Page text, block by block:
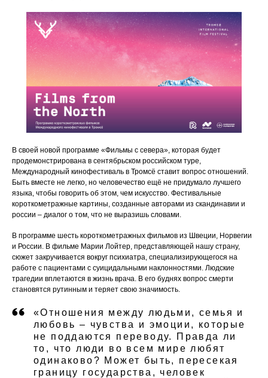
В своей новой программе «Фильмы с севера», которая будет
продемонстрирована в сентябрьском российском туре,
Международный кинофестиваль в Тромсё ставит вопрос отношений.
Быть вместе не легко, но человечество ещё не придумало лучшего
языка, чтобы говорить об этом, чем искусство. Фестивальные
короткометражные картины, созданные авторами из скандинавии и
россии – диалог о том, что не выразишь словами.
В программе шесть короткометражных фильмов из Швеции, Норвегии
и России. В фильме Марии Лойтер, представляющей нашу страну,
сюжет закручивается вокруг психиатра, специализирующегося на
работе с пациентами с суицидальными наклонностями. Людские
трагедии вплетаются в жизнь врача. В его буднях вопрос смерти
становятся рутинным и теряет свою значимость.
«Отношения между людьми, семья и
любовь – чувства и эмоции, которые
не поддаются переводу. Правда ли
то, что люди во всем мире любят
одинаково? Может быть, пересекая
границу государства, человек